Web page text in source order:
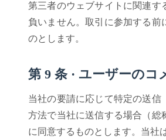
第三者のウェブサイトに関連す
負いません。取引に参加する
のとします。
第 9 条 · ユーザーの
当社の要請に応じて特定の送
方法で当社に送信する場合（総
に同意するものとします。当社